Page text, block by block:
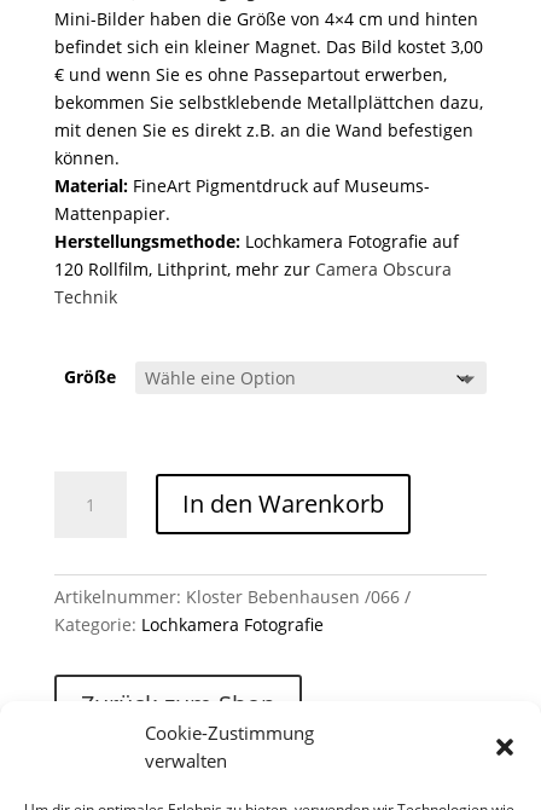
Cookie-Zustimmung
verwalten
Mini-Bilder haben die Größe von 4×4 cm und hinten
befindet sich ein kleiner Magnet. Das Bild kostet 3,00
€ und wenn Sie es ohne Passepartout erwerben,
bekommen Sie selbstklebende Metallplättchen dazu,
mit denen Sie es direkt z.B. an die Wand befestigen
können.
Material:FineArt Pigmentdruck auf Museums-
Mattenpapier.
Herstellungsmethode:Lochkamera Fotografie auf
120 Rollfilm, Lithprint, mehr zur Camera Obscura
Technik
Größe
In den Warenkorb
Artikelnummer: Kloster Bebenhausen /066
Kategorie: Lochkamera Fotografie
Zurück zum Shop